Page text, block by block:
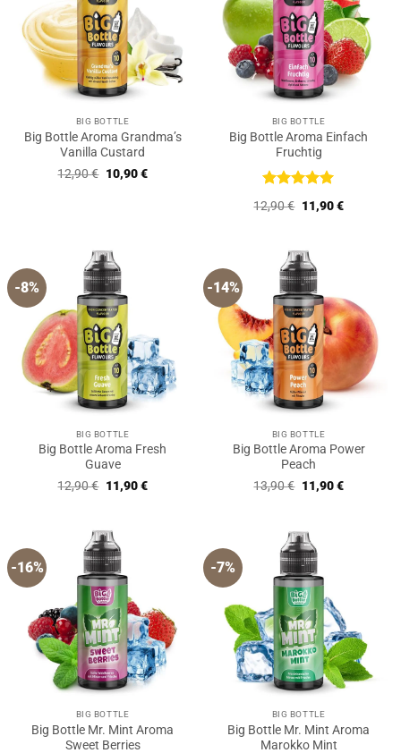
BIG BOTTLE
Big Bottle Aroma Grandma’s
Vanilla Custard
12,90€ Ursprünglicher
Preis
10,90€Aktueller
BIG BOTTLE
Big Bottle Aroma Einfach
Fruchtig
Bewertet
mit 5 von
12,90€ Ursprünglicher
Preis
11,90€Aktueller
-8%
BIG BOTTLE
Big Bottle Aroma Fresh
Guave
12,90€ Ursprünglicher
Preis
11,90€Aktueller
-14%
BIG BOTTLE
Big Bottle Aroma Power
Peach
13,90€ Ursprünglicher
Preis
11,90€Aktueller
-16%
BIG BOTTLE
Big Bottle Mr. Mint Aroma
Sweet Berries
-7%
BIG BOTTLE
Big Bottle Mr. Mint Aroma
Marokko Mint